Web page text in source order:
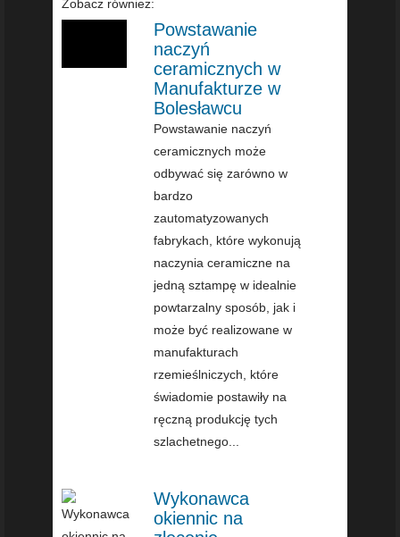
Zobacz również:
Powstawanie
naczyń
ceramicznych w
Manufakturze w
Bolesławcu
Powstawanie naczyń
ceramicznych może
odbywać się zarówno w
bardzo
zautomatyzowanych
fabrykach, które wykonują
naczynia ceramiczne na
jedną sztampę w idealnie
powtarzalny sposób, jak i
może być realizowane w
manufakturach
rzemieślniczych, które
świadomie postawiły na
ręczną produkcję tych
szlachetnego...
Wykonawca
okiennic na